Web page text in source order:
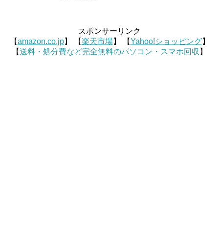
スポンサーリンク
【amazon.co.jp】 【楽天市場】 【Yahoo!ショッピング】
【送料・処分費など完全無料のパソコン・スマホ回収 】